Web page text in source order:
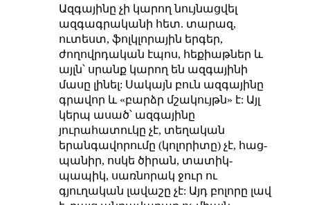
Ազգայինը չի կարող նույնացվել
ազգագրականի հետ. տարազ,
ուտեստ, ֆոլկլորային երգեր,
ժողովրդական էպոս, հեքիաթներ և
այլն՝ սրանք կարող են ազգայինի
մասը լինել: Սակայն բուն ազգայինը
գրավոր և «բարձր մշակույթն» է: Այլ
կերպ ասած՝ ազգայինը
յուրահատուկը չէ, տեղական
երանգավորումը (կոլորիտը) չէ, հաց-
պանիր, ոսկե ծիրան, տատիկ-
պապիկ, սառնորակ ջուր ու
գյուղական լավաշը չէ: Այդ բոլորը լավ